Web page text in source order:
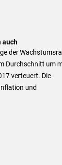
auch
der
Durchschnitt um
verteuert. Die
und